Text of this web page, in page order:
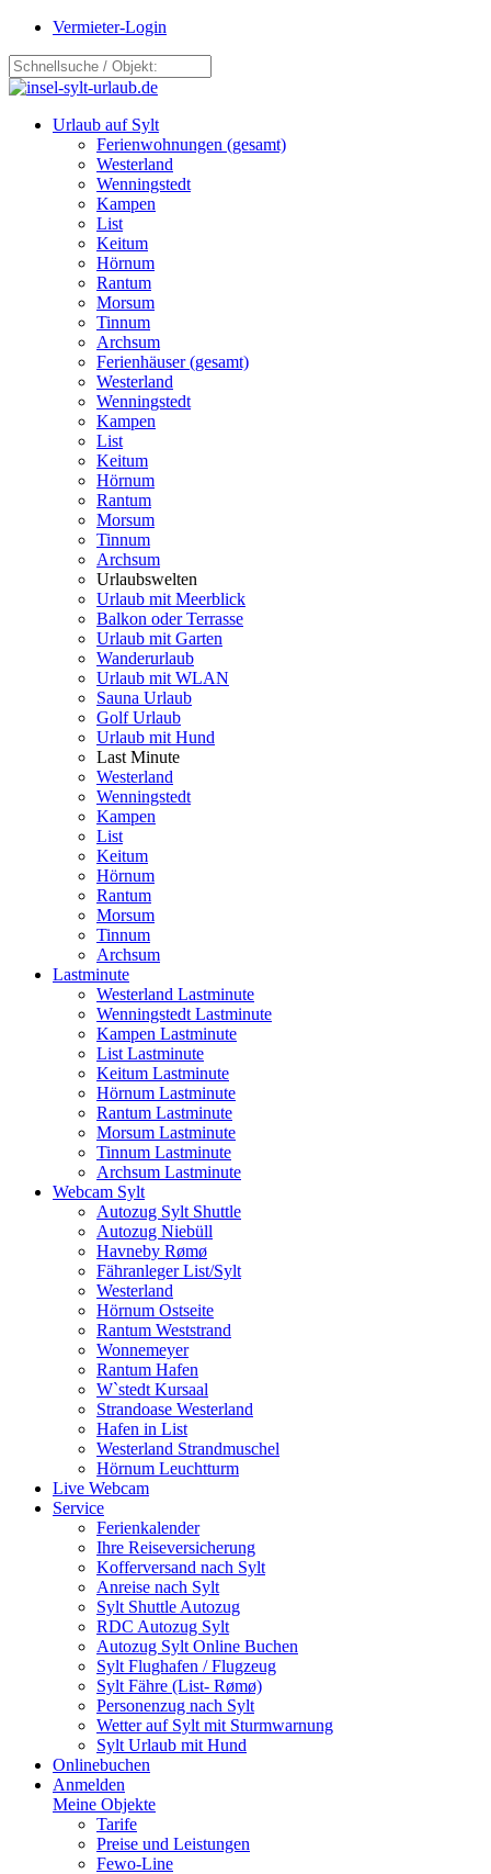
Vermieter-Login
Urlaub auf Sylt
Ferienwohnungen (gesamt)
Westerland
Wenningstedt
Kampen
List
Keitum
Hörnum
Rantum
Morsum
Tinnum
Archsum
Ferienhäuser (gesamt)
Westerland
Wenningstedt
Kampen
List
Keitum
Hörnum
Rantum
Morsum
Tinnum
Archsum
Urlaubswelten
Urlaub mit Meerblick
Balkon oder Terrasse
Urlaub mit Garten
Wanderurlaub
Urlaub mit WLAN
Sauna Urlaub
Golf Urlaub
Urlaub mit Hund
Last Minute
Westerland
Wenningstedt
Kampen
List
Keitum
Hörnum
Rantum
Morsum
Tinnum
Archsum
Lastminute
Westerland Lastminute
Wenningstedt Lastminute
Kampen Lastminute
List Lastminute
Keitum Lastminute
Hörnum Lastminute
Rantum Lastminute
Morsum Lastminute
Tinnum Lastminute
Archsum Lastminute
Webcam Sylt
Autozug Sylt Shuttle
Autozug Niebüll
Havneby Rømø
Fähranleger List/Sylt
Westerland
Hörnum Ostseite
Rantum Weststrand
Wonnemeyer
Rantum Hafen
W`stedt Kursaal
Strandoase Westerland
Hafen in List
Westerland Strandmuschel
Hörnum Leuchtturm
Live Webcam
Service
Ferienkalender
Ihre Reiseversicherung
Kofferversand nach Sylt
Anreise nach Sylt
Sylt Shuttle Autozug
RDC Autozug Sylt
Autozug Sylt Online Buchen
Sylt Flughafen / Flugzeug
Sylt Fähre (List- Rømø)
Personenzug nach Sylt
Wetter auf Sylt mit Sturmwarnung
Sylt Urlaub mit Hund
Onlinebuchen
Anmelden
Meine Objekte
Tarife
Preise und Leistungen
Fewo-Line